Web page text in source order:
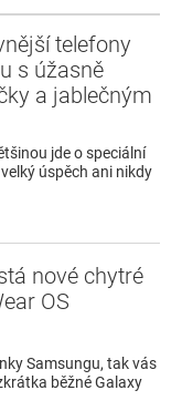
telefony
s úžasně
a jablečným
jde o speciální
úspěch ani nikdy
nové chytré
OS
Samsungu, tak vás
běžné Galaxy